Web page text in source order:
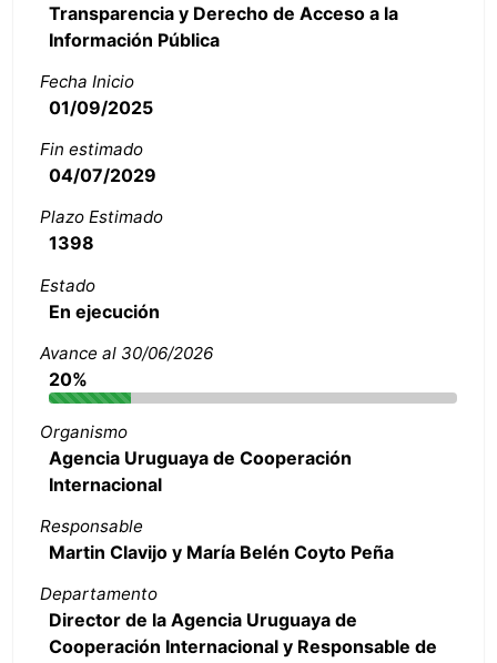
Transparencia y Derecho de Acceso a la
Información Pública
Fecha Inicio
01/09/2025
Fin estimado
04/07/2029
Plazo Estimado
1398
Estado
En ejecución
Avance al 30/06/2026
20%
Organismo
Agencia Uruguaya de Cooperación
Internacional
Responsable
Martin Clavijo y María Belén Coyto Peña
Departamento
Director de la Agencia Uruguaya de
Cooperación Internacional y Responsable de